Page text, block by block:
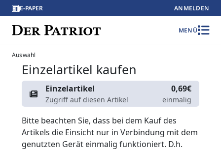
E-PAPER ANMELDEN
MENÜ
Auswahl
Einzelartikel kaufen
Einzelartikel
Zugriff auf diesen Artikel
0,69€
einmalig
Bitte beachten Sie, dass bei dem Kauf des
Artikels die Einsicht nur in Verbindung mit dem
genutzten Gerät einmalig funktioniert. D.h.